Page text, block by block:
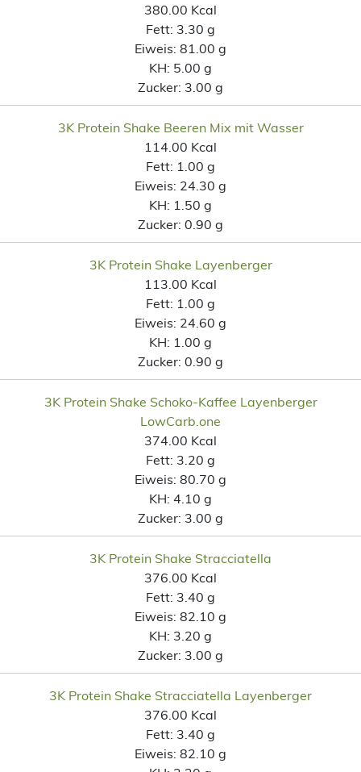
380.00 Kcal
Fett: 3.30 g
Eiweis: 81.00 g
KH: 5.00 g
Zucker: 3.00 g
3K Protein Shake Beeren Mix mit Wasser
114.00 Kcal
Fett: 1.00 g
Eiweis: 24.30 g
KH: 1.50 g
Zucker: 0.90 g
3K Protein Shake Layenberger
113.00 Kcal
Fett: 1.00 g
Eiweis: 24.60 g
KH: 1.00 g
Zucker: 0.90 g
3K Protein Shake Schoko-Kaffee Layenberger
LowCarb.one
374.00 Kcal
Fett: 3.20 g
Eiweis: 80.70 g
KH: 4.10 g
Zucker: 3.00 g
3K Protein Shake Stracciatella
376.00 Kcal
Fett: 3.40 g
Eiweis: 82.10 g
KH: 3.20 g
Zucker: 3.00 g
3K Protein Shake Stracciatella Layenberger
376.00 Kcal
Fett: 3.40 g
Eiweis: 82.10 g